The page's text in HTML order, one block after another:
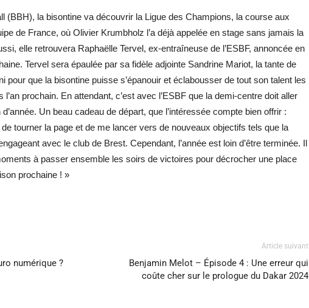
(BBH), la bisontine va découvrir la Ligue des Champions, la course aux
de France, où Olivier Krumbholz l’a déjà appelée en stage sans jamais la
elle retrouvera Raphaëlle Tervel, ex-entraîneuse de l’ESBF, annoncée en
Tervel sera épaulée par sa fidèle adjointe Sandrine Mariot, la tante de
pour que la bisontine puisse s’épanouir et éclabousser de tout son talent les
prochain. En attendant, c’est avec l’ESBF que la demi-centre doit aller
Un beau cadeau de départ, que l’intéressée compte bien offrir :
de tourner la page et de me lancer vers de nouveaux objectifs tels que la
avec le club de Brest. Cependant, l’année est loin d’être terminée. Il
à passer ensemble les soirs de victoires pour décrocher une place
prochaine ! »
numérique ?
Article suivant
Benjamin Melot – Épisode 4 : Une erreur qui
coûte cher sur le prologue du Dakar 2024